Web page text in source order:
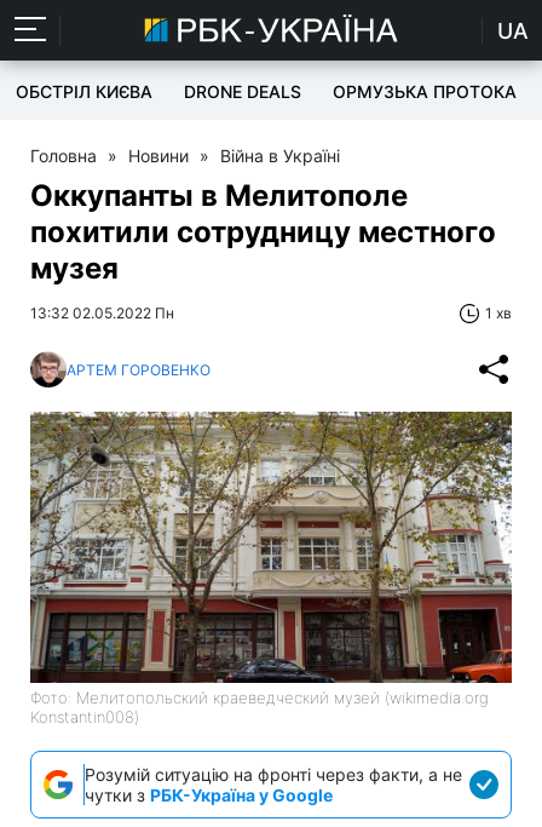
UA
ОБСТРІЛ КИЄВА DRONE DEALS ОРМУЗЬКА ПРОТОКА
Головна » Новини » Війна в Україні
Оккупанты в Мелитополе
похитили сотрудницу местного
музея
13:32 02.05.2022 Пн 1 хв
АРТЕМ ГОРОВЕНКО
Фото: Мелитопольский краеведческий музей (wikimedia.org
Konstantin008)
Розумій ситуацію на фронті через факти, а не
чутки з РБК-Україна у Google